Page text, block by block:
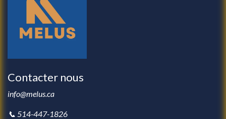
Contacter nous
info@melus.ca
📞 514-447-1826